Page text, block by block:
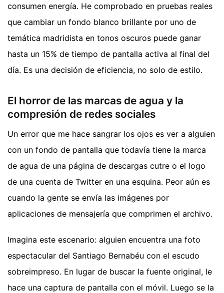
consumen energía. He comprobado en pruebas reales
que cambiar un fondo blanco brillante por uno de
temática madridista en tonos oscuros puede ganar
hasta un 15% de tiempo de pantalla activa al final del
día. Es una decisión de eficiencia, no solo de estilo.
El horror de las marcas de agua y la
compresión de redes sociales
Un error que me hace sangrar los ojos es ver a alguien
con un fondo de pantalla que todavía tiene la marca
de agua de una página de descargas cutre o el logo
de una cuenta de Twitter en una esquina. Peor aún es
cuando la gente se envía las imágenes por
aplicaciones de mensajería que comprimen el archivo.
Imagina este escenario: alguien encuentra una foto
espectacular del Santiago Bernabéu con el escudo
sobreimpreso. En lugar de buscar la fuente original, le
hace una captura de pantalla con el móvil. Luego se la